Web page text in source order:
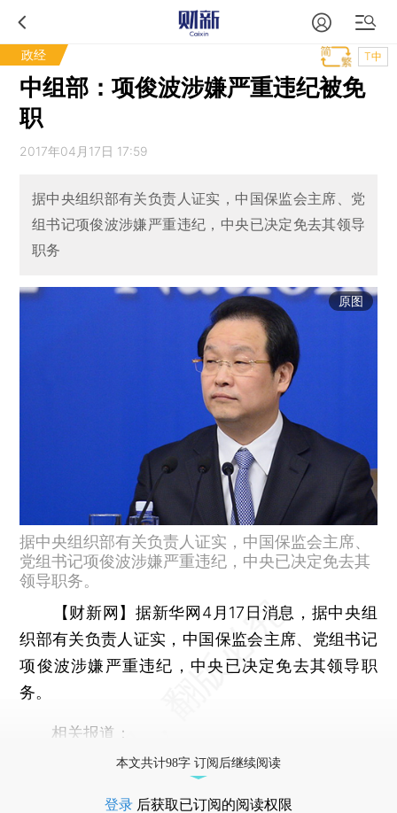
政经 T中
中组部：项俊波涉嫌严重违纪被免
职
2017年04月17日 17:59
据中央组织部有关负责人证实，中国保监会主席、党
组书记项俊波涉嫌严重违纪，中央已决定免去其领导
职务
原图
据中央组织部有关负责人证实，中国保监会主席、
党组书记项俊波涉嫌严重违纪，中央已决定免去其
领导职务。
【财新网】据新华网4月17日消息，据中央组
织部有关负责人证实，中国保监会主席、党组书记
项俊波涉嫌严重违纪，中央已决定免去其领导职
务。
相关报道：
本文共计98字 订阅后继续阅读
登录 后获取已订阅的阅读权限